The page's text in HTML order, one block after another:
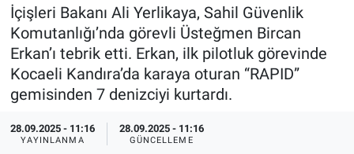
İçişleri Bakanı Ali Yerlikaya, Sahil Güvenlik
Komutanlığı’nda görevli Üsteğmen Bircan
Erkan’ı tebrik etti. Erkan, ilk pilotluk görevinde
Kocaeli Kandıra’da karaya oturan “RAPID”
gemisinden 7 denizciyi kurtardı.
28.09.2025 - 11:16
YAYINLANMA
28.09.2025 - 11:16
GÜNCELLEME
Spor
Kültür Sanat
Tüm Manşetler
Son Dakika Haberleri